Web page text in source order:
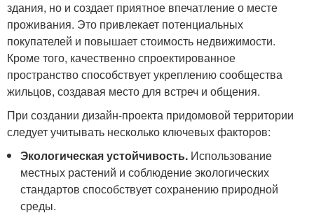
здания, но и создает приятное впечатление о месте
проживания. Это привлекает потенциальных
покупателей и повышает стоимость недвижимости.
Кроме того, качественно спроектированное
пространство способствует укреплению сообщества
жильцов, создавая место для встреч и общения.
При создании дизайн-проекта придомовой территории
следует учитывать несколько ключевых факторов:
Экологическая устойчивость. Использование
местных растений и соблюдение экологических
стандартов способствует сохранению природной
среды.